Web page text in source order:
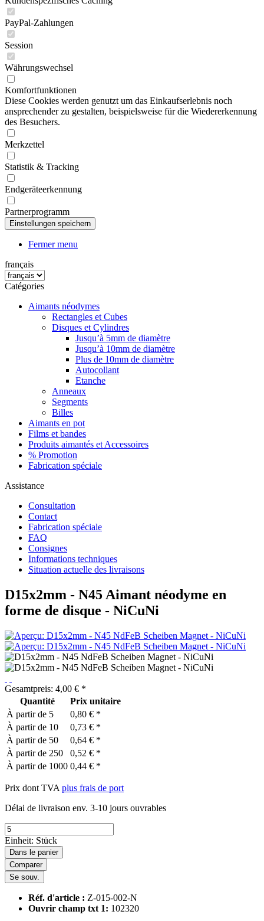
PayPal-Zahlungen
Session
Währungswechsel
Komfortfunktionen
Diese Cookies werden genutzt um das Einkaufserlebnis noch
ansprechender zu gestalten, beispielsweise für die Wiedererkennung
des Besuchers.
Merkzettel
Statistik & Tracking
Endgeräteerkennung
Partnerprogramm
Fermer menu
français
Catégories
Aimants néodymes
Rectangles et Cubes
Disques et Cylindres
Jusqu’à 5mm de diamètre
Jusqu’à 10mm de diamètre
Plus de 10mm de diamètre
Autocollant
Etanche
Anneaux
Segments
Billes
Aimants en pot
Films et bandes
Produits aimantés et Accessoires
% Promotion
Fabrication spéciale
Assistance
Consultation
Contact
Fabrication spéciale
FAQ
Consignes
Informations techniques
Situation actuelle des livraisons
D15x2mm - N45 Aimant néodyme en
forme de disque - NiCuNi
Gesamtpreis: 4,00 € *
Quantité
Prix unitaire
À partir de 5
0,80 € *
À partir de 10
0,73 € *
À partir de 50
0,64 € *
À partir de 250
0,52 € *
À partir de 1000 0,44 € *
Prix dont TVA plus frais de port
Délai de livraison env. 3-10 jours ouvrables
Einheit: Stück
Dans le panier
Comparer
Se souv.
Réf. d'article : Z-015-002-N
Ouvrir champ txt 1: 102320